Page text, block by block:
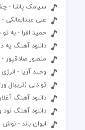
سیامک پاشا -
علی عبدالمالکی
حمید افرا - به تو
دانلود آهنگ یه
منصور صادقپور
وحید آریا - انرژی
تو دلی (تریبال
دانلود آهنگ
دانلود آهنگ
ایوان باند -